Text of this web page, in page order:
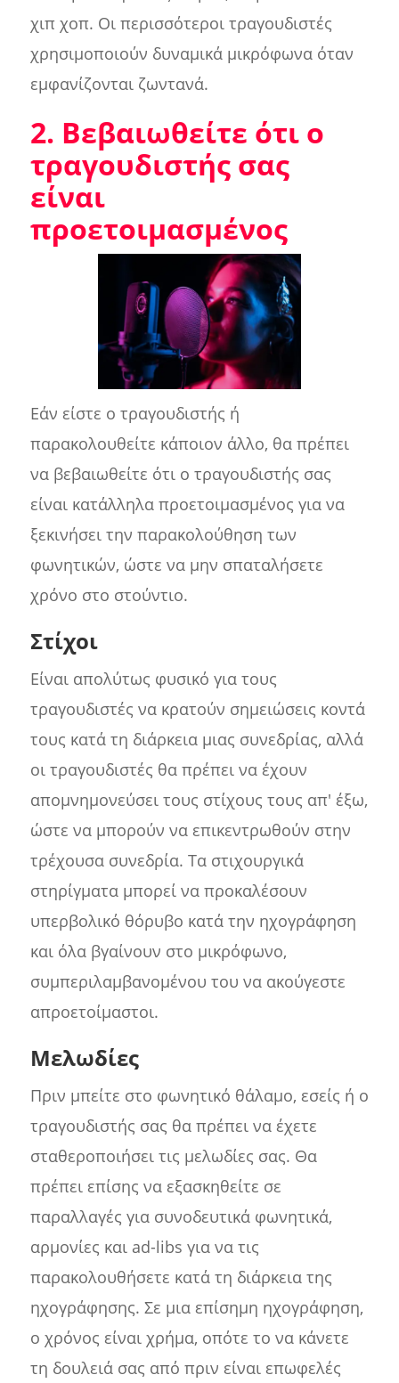
χιπ χοπ. Οι περισσότεροι τραγουδιστές
χρησιμοποιούν δυναμικά μικρόφωνα όταν
εμφανίζονται ζωντανά.
2. Βεβαιωθείτε ότι ο
τραγουδιστής σας
είναι
προετοιμασμένος
Εάν είστε ο τραγουδιστής ή
παρακολουθείτε κάποιον άλλο, θα πρέπει
να βεβαιωθείτε ότι ο τραγουδιστής σας
είναι κατάλληλα προετοιμασμένος για να
ξεκινήσει την παρακολούθηση των
φωνητικών, ώστε να μην σπαταλήσετε
χρόνο στο στούντιο.
Στίχοι
Είναι απολύτως φυσικό για τους
τραγουδιστές να κρατούν σημειώσεις κοντά
τους κατά τη διάρκεια μιας συνεδρίας, αλλά
οι τραγουδιστές θα πρέπει να έχουν
απομνημονεύσει τους στίχους τους απ' έξω,
ώστε να μπορούν να επικεντρωθούν στην
τρέχουσα συνεδρία. Τα στιχουργικά
στηρίγματα μπορεί να προκαλέσουν
υπερβολικό θόρυβο κατά την ηχογράφηση
και όλα βγαίνουν στο μικρόφωνο,
συμπεριλαμβανομένου του να ακούγεστε
απροετοίμαστοι.
Μελωδίες
Πριν μπείτε στο φωνητικό θάλαμο, εσείς ή ο
τραγουδιστής σας θα πρέπει να έχετε
σταθεροποιήσει τις μελωδίες σας. Θα
πρέπει επίσης να εξασκηθείτε σε
παραλλαγές για συνοδευτικά φωνητικά,
αρμονίες και ad-libs για να τις
παρακολουθήσετε κατά τη διάρκεια της
ηχογράφησης. Σε μια επίσημη ηχογράφηση,
ο χρόνος είναι χρήμα, οπότε το να κάνετε
τη δουλειά σας από πριν είναι επωφελές